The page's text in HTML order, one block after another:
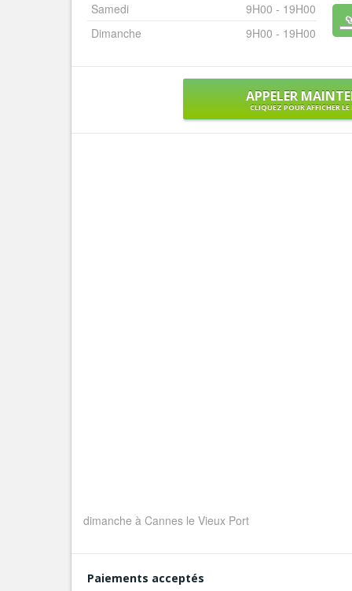
Samedi
9H00 - 19H00
Dimanche
9H00 - 19H00
APPELER
CLIQUEZ POUR AFFICHER
dimanche à Cannes le Vieux Port
Paiements acceptés